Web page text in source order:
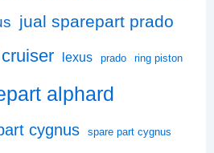
jual sparepart prado
lexus prado ring piston
alphard
cygnus spare part cygnus